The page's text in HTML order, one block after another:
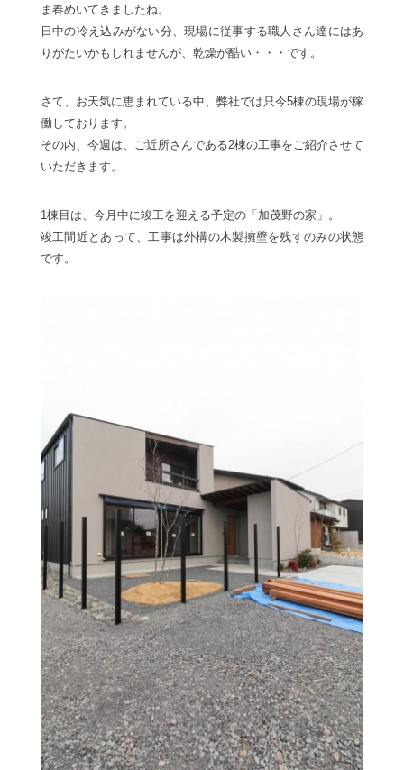
ま春めいてきましたね。
日中の冷え込みがない分、現場に従事する職人さん達にはあ
りがたいかもしれませんが、乾燥が酷い・・・です。
さて、お天気に恵まれている中、弊社では只今5棟の現場が稼
働しております。
その内、今週は、ご近所さんである2棟の工事をご紹介させて
いただきます。
1棟目は、今月中に竣工を迎える予定の「加茂野の家」。
竣工間近とあって、工事は外構の木製擁壁を残すのみの状態
です。